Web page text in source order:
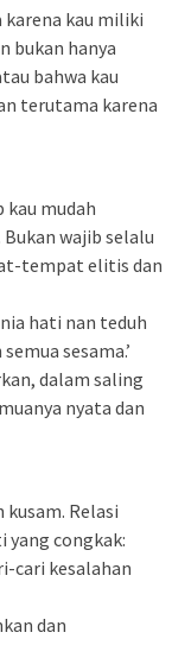
kau miliki
bukan hanya
bahwa kau
terutama karena
kau mudah
wajib selalu
tempat elitis dan
hati nan teduh
sesama.’
dalam saling
nyata dan
Relasi
yang congkak:
cari kesalahan
dan